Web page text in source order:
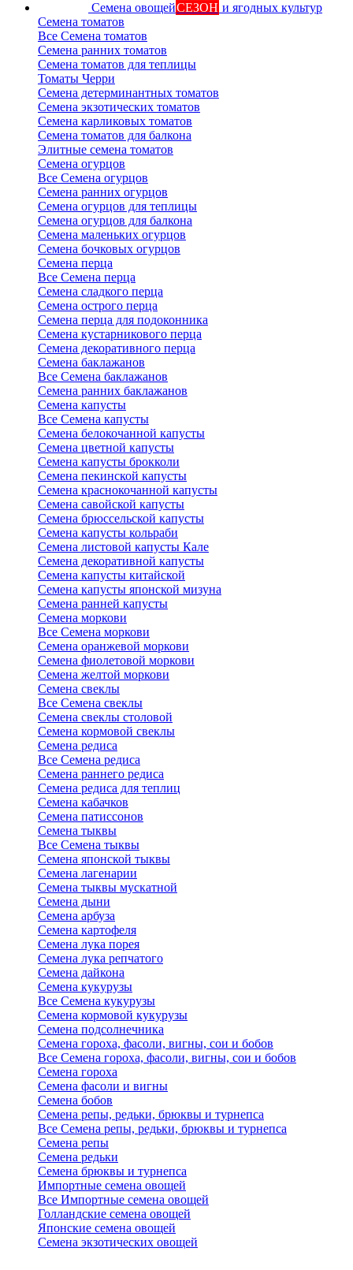
Семена овощейСЕЗОН и ягодных культур
Семена томатов
Все Семена томатов
Семена ранних томатов
Семена томатов для теплицы
Томаты Черри
Семена детерминантных томатов
Семена экзотических томатов
Семена карликовых томатов
Семена томатов для балкона
Элитные семена томатов
Семена огурцов
Все Семена огурцов
Семена ранних огурцов
Семена огурцов для теплицы
Семена огурцов для балкона
Семена маленьких огурцов
Семена бочковых огурцов
Семена перца
Все Семена перца
Семена сладкого перца
Семена острого перца
Семена перца для подоконника
Семена кустарникового перца
Семена декоративного перца
Семена баклажанов
Все Семена баклажанов
Семена ранних баклажанов
Семена капусты
Все Семена капусты
Семена белокочанной капусты
Семена цветной капусты
Семена капусты брокколи
Семена пекинской капусты
Семена краснокочанной капусты
Семена савойской капусты
Семена брюссельской капусты
Семена капусты кольраби
Семена листовой капусты Кале
Семена декоративной капусты
Семена капусты китайской
Семена капусты японской мизуна
Семена ранней капусты
Семена моркови
Все Семена моркови
Семена оранжевой моркови
Семена фиолетовой моркови
Семена желтой моркови
Семена свеклы
Все Семена свеклы
Семена свеклы столовой
Семена кормовой свеклы
Семена редиса
Все Семена редиса
Семена раннего редиса
Семена редиса для теплиц
Семена кабачков
Семена патиссонов
Семена тыквы
Все Семена тыквы
Семена японской тыквы
Семена лагенарии
Семена тыквы мускатной
Семена дыни
Семена арбуза
Семена картофеля
Семена лука порея
Семена лука репчатого
Семена дайкона
Семена кукурузы
Все Семена кукурузы
Семена кормовой кукурузы
Семена подсолнечника
Семена гороха, фасоли, вигны, сои и бобов
Все Семена гороха, фасоли, вигны, сои и бобов
Семена гороха
Семена фасоли и вигны
Семена бобов
Семена репы, редьки, брюквы и турнепса
Все Семена репы, редьки, брюквы и турнепса
Семена репы
Семена редьки
Семена брюквы и турнепса
Импортные семена овощей
Все Импортные семена овощей
Голландские семена овощей
Японские семена овощей
Семена экзотических овощей